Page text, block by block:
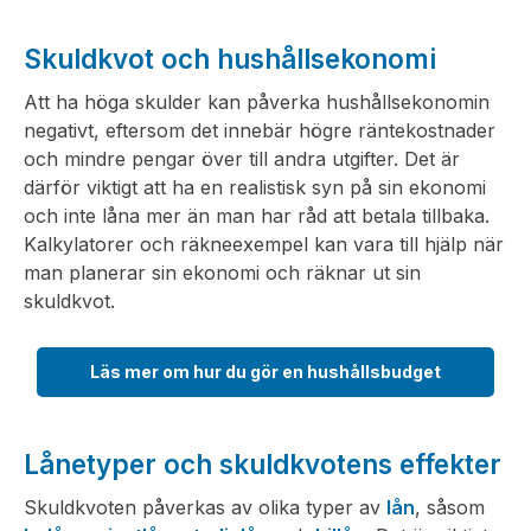
Skuldkvot och hushållsekonomi
Att ha höga skulder kan påverka hushållsekonomin
negativt, eftersom det innebär högre räntekostnader
och mindre pengar över till andra utgifter. Det är
därför viktigt att ha en realistisk syn på sin ekonomi
och inte låna mer än man har råd att betala tillbaka.
Kalkylatorer och räkneexempel kan vara till hjälp när
man planerar sin ekonomi och räknar ut sin
skuldkvot.
Läs mer om hur du gör en hushållsbudget
Lånetyper och skuldkvotens effekter
Skuldkvoten påverkas av olika typer av lån, såsom